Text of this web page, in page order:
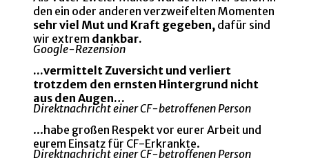
den ein oder anderen verzweifelten Momenten
sehr viel Mut und Kraft gegeben, dafür sind
wir extrem dankbar.
Google-Rezension
...vermittelt Zuversicht und verliert
trotzdem den ernsten Hintergrund nicht
aus den Augen…
Direktnachricht einer CF-betroffenen Person
...habe großen Respekt vor eurer Arbeit und
eurem Einsatz für CF-Erkrankte.
Direktnachricht einer CF-betroffenen Person